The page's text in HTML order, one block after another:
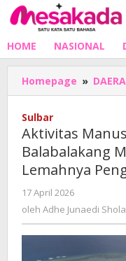
Lewati
ke
HOME NASIONAL
Homepage »
Sulbar
Aktivitas
Balabalakang
Lemahnya
17 April 2026
Adhe
oleh Adhe Junaedi